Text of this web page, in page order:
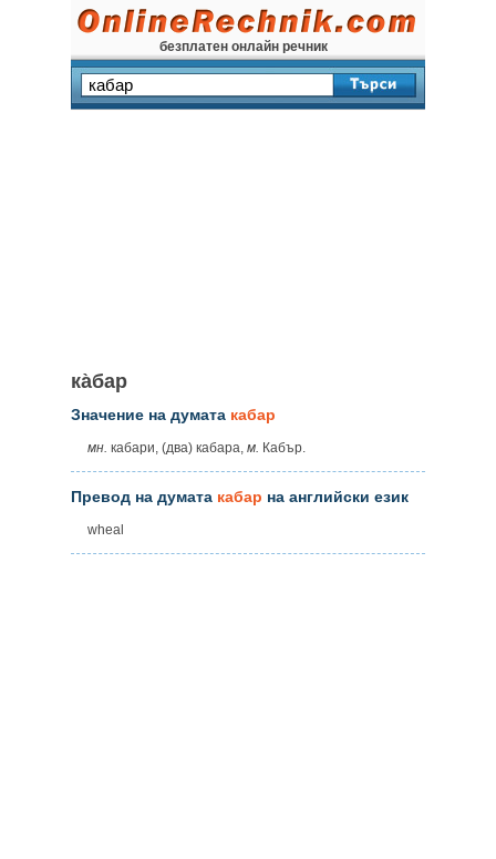
безплатен онлайн речник
ка̀бар
Значение на думата кабар
мн. кабари, (два) кабара, м. Кабър.
Превод на думата кабар на английски език
wheal